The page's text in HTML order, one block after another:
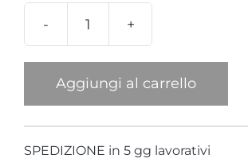
Collana
Swarovski
quantità
Aggiungi al carrello
SPEDIZIONE in 5 gg lavorativi